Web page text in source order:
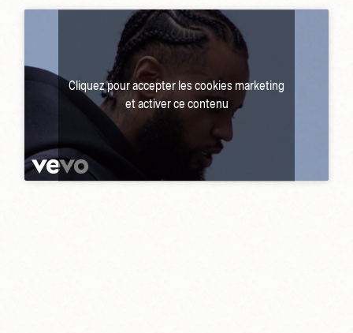
Cliquez pour accepter les cookies marketing
et activer ce contenu